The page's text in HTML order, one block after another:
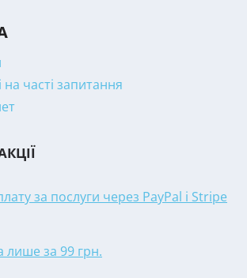
на часті запитання
за послуги через PayPal і Stripe
за 99 грн.